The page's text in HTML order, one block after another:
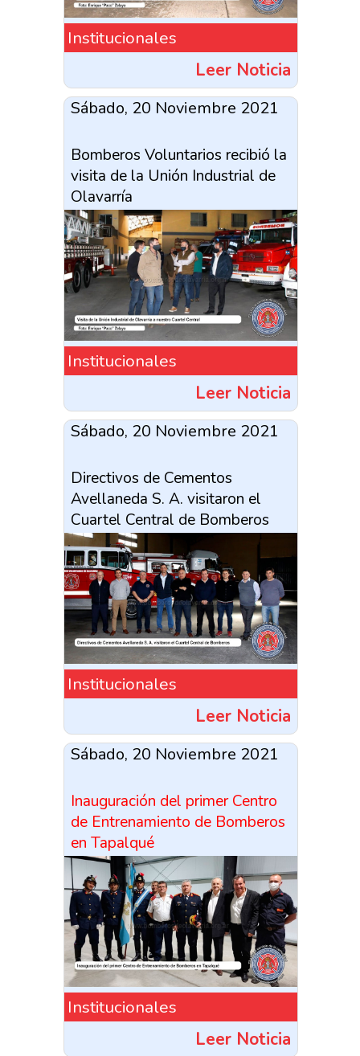
Institucionales
Leer Noticia
Sábado, 20 Noviembre 2021
Bomberos Voluntarios recibió la
visita de la Unión Industrial de
Olavarría
Institucionales
Leer Noticia
Sábado, 20 Noviembre 2021
Directivos de Cementos
Avellaneda S. A. visitaron el
Cuartel Central de Bomberos
Institucionales
Leer Noticia
Sábado, 20 Noviembre 2021
Inauguración del primer Centro
de Entrenamiento de Bomberos
en Tapalqué
Institucionales
Leer Noticia